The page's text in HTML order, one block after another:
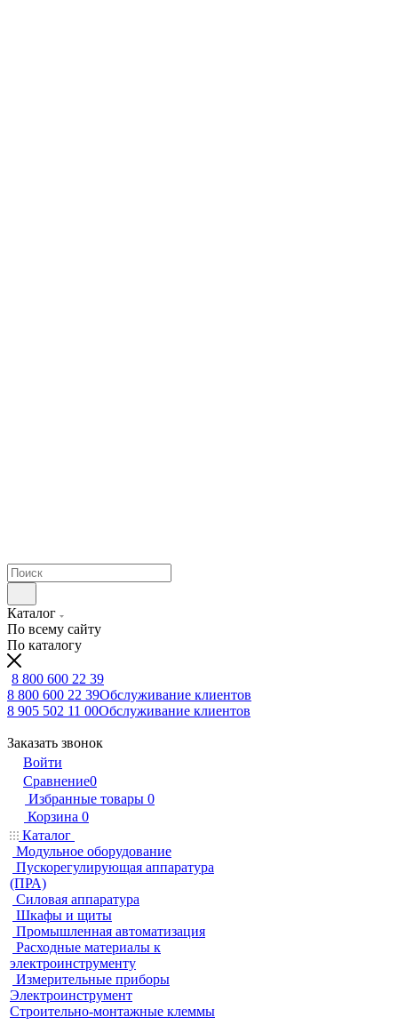
Каталог
По всему сайту
По каталогу
8 800 600 22 39
8 800 600 22 39Обслуживание клиентов
8 905 502 11 00Обслуживание клиентов
Заказать звонок
Войти
Сравнение0
Избранные товары 0
Корзина 0
Каталог
Модульное оборудование
Пускорегулирующая аппаратура
(ПРА)
Силовая аппаратура
Шкафы и щиты
Промышленная автоматизация
Расходные материалы к
электроинструменту
Измерительные приборы
Электроинструмент
Строительно-монтажные клеммы